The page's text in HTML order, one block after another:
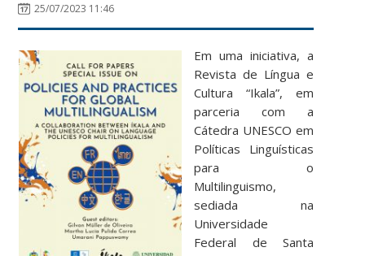
25/07/2023 11:46
Em uma iniciativa, a
Revista de Língua e
Cultura “Ikala”, em
parceria com a
Cátedra UNESCO em
Políticas Linguísticas
para o
Multilinguismo,
sediada na
Universidade
Federal de Santa